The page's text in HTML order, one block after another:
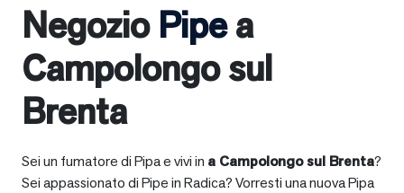
Negozio Pipea
Campolongo sul
Brenta
Sei un fumatore di Pipa e vivi in a Campolongo sul Brenta?
Sei appassionato di Pipe in Radica? Vorresti una nuova Pipa